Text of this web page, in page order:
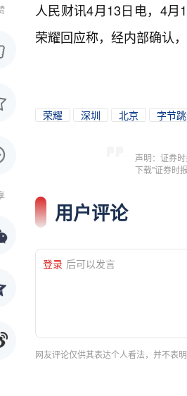
人民财讯4月13日电， 4月
荣耀回应称，经内部确认
荣耀 深圳 北京 字节
声明：证券
下载"证券时
用户评论
登录 后可以发言
网友评论仅供其表达个人看法，并不表